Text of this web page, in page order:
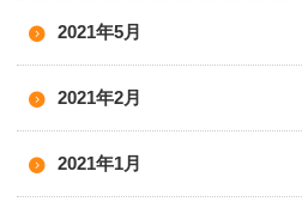
2021年5月
2021年2月
2021年1月